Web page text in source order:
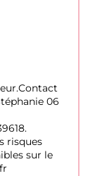
06
risques
sur le